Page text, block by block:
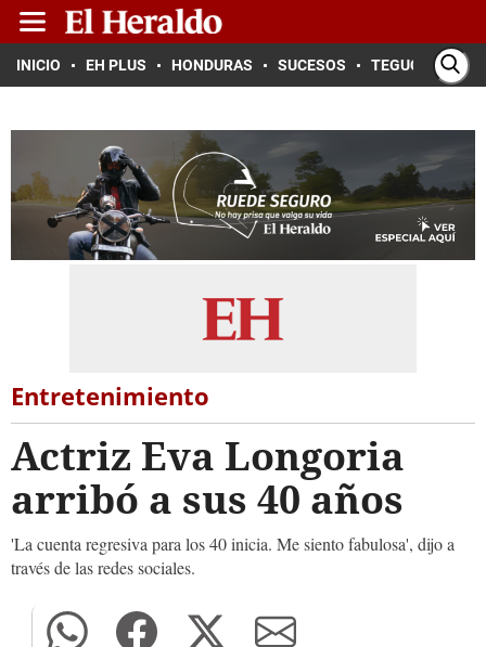
INICIO EH PLUS HONDURAS SUCESOS TEGUCIGALPA
Entretenimiento
Actriz Eva Longoria
arribó a sus 40 años
'La cuenta regresiva para los 40 inicia. Me siento fabulosa', dijo a
través de las redes sociales.